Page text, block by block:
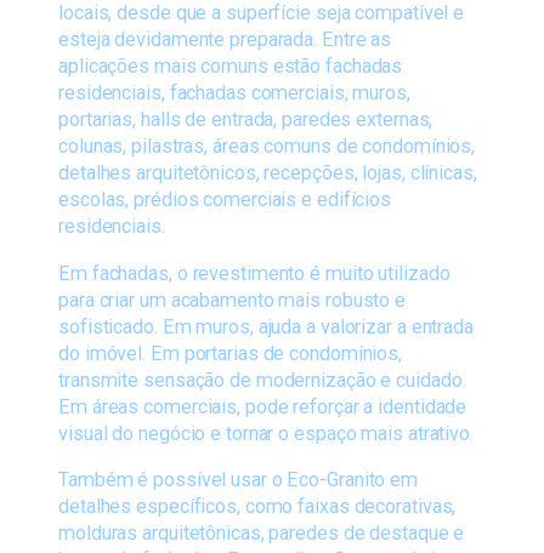
locais, desde que a superfície seja compatível e
esteja devidamente preparada. Entre as
aplicações mais comuns estão fachadas
residenciais, fachadas comerciais, muros,
portarias, halls de entrada, paredes externas,
colunas, pilastras, áreas comuns de condomínios,
detalhes arquitetônicos, recepções, lojas, clínicas,
escolas, prédios comerciais e edifícios
residenciais.
Em fachadas, o revestimento é muito utilizado
para criar um acabamento mais robusto e
sofisticado. Em muros, ajuda a valorizar a entrada
do imóvel. Em portarias de condomínios,
transmite sensação de modernização e cuidado.
Em áreas comerciais, pode reforçar a identidade
visual do negócio e tornar o espaço mais atrativo.
Também é possível usar o Eco-Granito em
detalhes específicos, como faixas decorativas,
molduras arquitetônicas, paredes de destaque e